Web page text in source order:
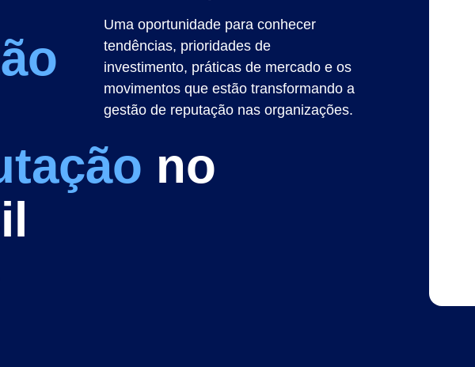
no
Uma oportunidade para conhecer
tendências, prioridades de
investimento, práticas de mercado e os
movimentos que estão transformando a
gestão de reputação nas organizações.